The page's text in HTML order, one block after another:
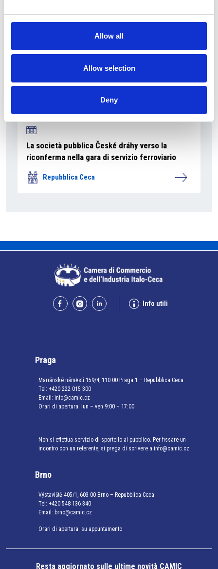
Allow all
Allow selection
Deny
La società pubblica České dráhy verso la
riconferma nella gara di servizio ferroviario
Repubblica Ceca
Info utili
Praga
Mariánské náměstí 159/4, 110 00 Praga 1 – Repubblica Ceca
Tel: +420 222 015 300
Email: info@camic.cz
Orari di apertura: lun – ven 9:00 – 17:00
Non si effettua servizio di sportello al pubblico. Per fissare un
incontro con un referente, si prega di scrivere a info@camic.cz
Brno
Výstaviště 405/1, 603 00 Brno – Repubblica Ceca
Tel: +420 548 136 340
Email: brno@camic.cz
Orari di apertura: su appuntamento
Resta aggiornato sulle ultime novità CAMIC